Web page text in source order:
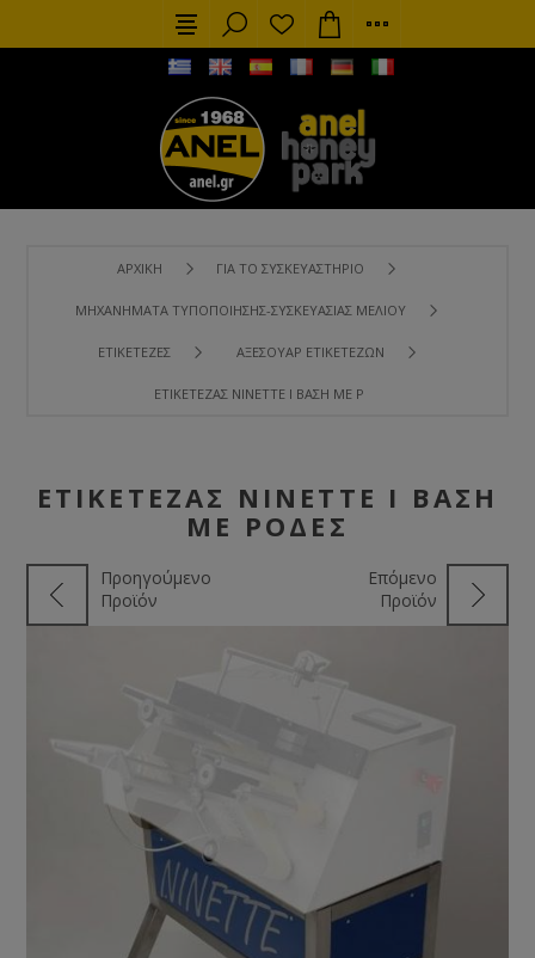
ΑΡΧΙΚΉ ΓΙΑ ΤΟ ΣΥΣΚΕΥΑΣΤΉΡΙΟ
ΜΗΧΑΝΉΜΑΤΑ ΤΥΠΟΠΟΊΗΣΗΣ-ΣΥΣΚΕΥΑΣΊΑΣ ΜΕΛΙΟΎ
ΕΤΙΚΕΤΈΖΕΣ ΑΞΕΣΟΥΆΡ ΕΤΙΚΕΤΈΖΩΝ
ΕΤΙΚΕΤΈΖΑΣ NINETTE I ΒΆΣΗ ΜΕ ΡΌΔΕΣ
ΕΤΙΚΕΤΈΖΑΣ NINETTE I ΒΆΣΗ
ΜΕ ΡΌΔΕΣ
Προηγούμενο
Προϊόν
Επόμενο
Προϊόν